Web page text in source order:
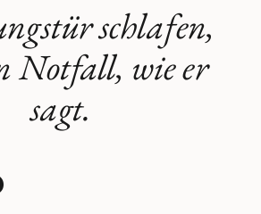
schlafen,
Notfall, wie er
sagt.